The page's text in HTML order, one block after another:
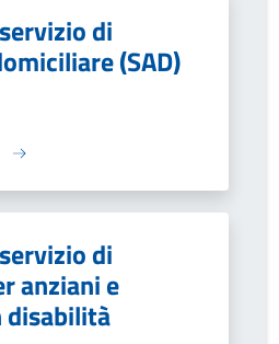
di
(SAD)
di
anziani e
disabilità